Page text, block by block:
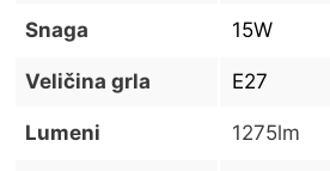
Snaga 15W
Veličina grla E27
Lumeni 1275lm